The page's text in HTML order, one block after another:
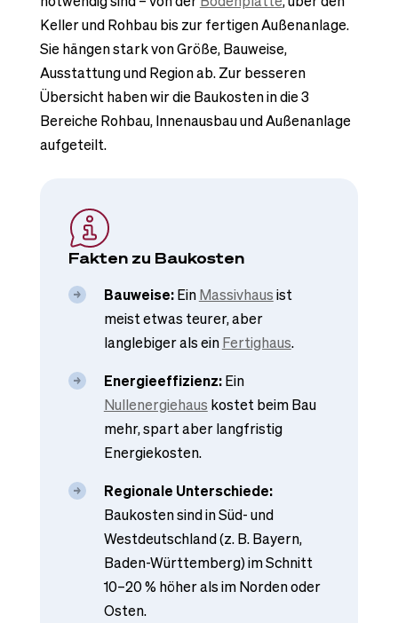
Keller und Rohbau bis zur fertigen Außenanlage.
Sie hängen stark von Größe, Bauweise,
Ausstattung und Region ab. Zur besseren
Übersicht haben wir die Baukosten in die 3
Bereiche Rohbau, Innenausbau und Außenanlage
aufgeteilt.
Fakten zu Baukosten
Bauweise:EinMassivhausist
meist etwas teurer, aber
langlebiger als einFertighaus.
Energieeffizienz:Ein
Nullenergiehaus kostet beim Bau
mehr, spart aber langfristig
Energiekosten.
Regionale Unterschiede:
Baukosten sind in Süd- und
Westdeutschland (z. B. Bayern,
Baden-Württemberg) im Schnitt
10–20 % höher als im Norden oder
Osten.